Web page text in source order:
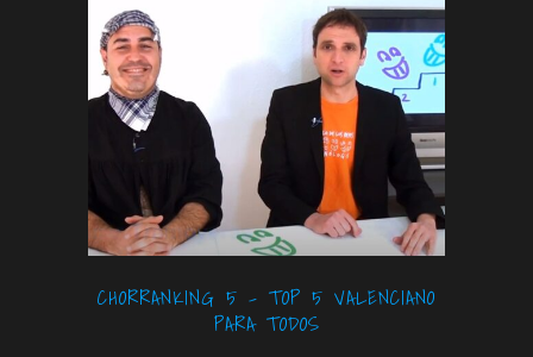
CHORRANKING 5 – TOP 5 VALENCIANO
PARA TODOS